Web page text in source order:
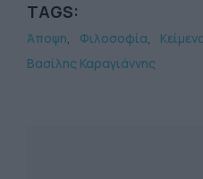
TAGS:
Άποψη Φιλοσοφία
Βασίλης Καραγιάννης